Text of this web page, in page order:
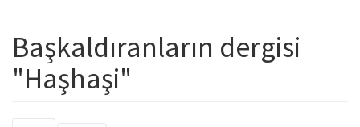
Başkaldıranların dergisi
"Haşhaşi"